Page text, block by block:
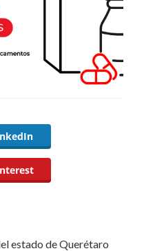
estado de Querétaro